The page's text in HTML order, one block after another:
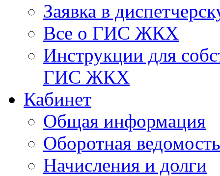
Заявка в
Все о ГИС ЖКХ
Инструкции для
ГИС ЖКХ
Кабинет
Общая информация
Оборотная ведомость
Начисления и долги